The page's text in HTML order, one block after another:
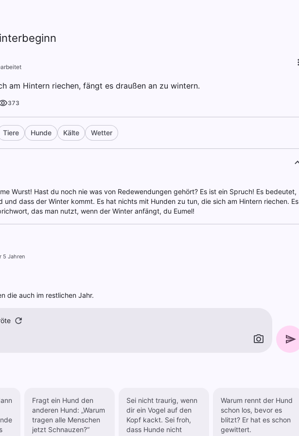
am Hintern riechen, fängt es draußen an zu wintern.
373
Tiere Hunde Kälte Wetter
Wurst! Hast du noch nie was von Redewendungen gehört? Es ist ein Spruch! Es bedeutet,
und dass der Winter kommt. Es hat nichts mit Hunden zu tun, die sich am Hintern riechen. Es
das man nutzt, wenn der Winter anfängt, du Eumel!
5 Jahren
die auch im restlichen Jahr.
Fragt ein Hund den
anderen Hund: „Warum
tragen alle Menschen
jetzt Schnauzen?“
Sei nicht traurig, wenn
dir ein Vogel auf den
Kopf kackt. Sei froh,
dass Hunde nicht
Warum rennt der Hund
schon los, bevor es
blitzt? Er hat es schon
gewittert.